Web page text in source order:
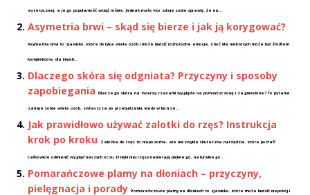
estetycznej, a jego popularność wciąż rośnie. Jednak mało kto zdaje sobie sprawę, że na...
Asymetria brwi – skąd się bierze i jak ją korygować?
Asymetria brwi to zjawisko, które dotyka wiele osób i może budzić różnorodne emocje. Choć dla niektórych może być źródłem
kompleksów, dla innych...
Dlaczego skóra się odgniata? Przyczyny i sposoby
zapobiegania
Dlaczego skóra na twarzy czasami wygląda na pomarszczoną i zagniecione? To pytanie
zadaje sobie wiele osób, zwłaszcza po przebudzeniu, kiedy w lustrze...
Jak prawidłowo używać zalotki do rzęs? Instrukcja
krok po kroku
Zalotka do rzęs to niepozorne, ale niezwykle skuteczne narzędzie, które potrafi
całkowicie odmienić wygląd naszych oczu. Dzięki niej rzęsy nabierają pięknego, naturalnego...
Pomarańczowe plamy na dłoniach – przyczyny,
pielęgnacja i porady Pomarańczowe plamy na dłoniach to zjawisko, które może budzić niepokój i